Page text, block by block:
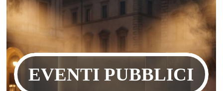
EVENTI PUBBLICI